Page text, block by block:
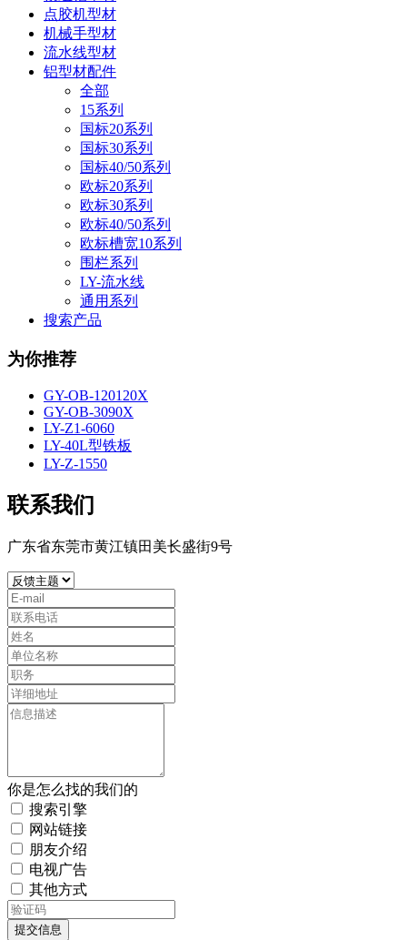
点胶机型材
机械手型材
流水线型材
铝型材配件
全部
15系列
国标20系列
国标30系列
国标40/50系列
欧标20系列
欧标30系列
欧标40/50系列
欧标槽宽10系列
围栏系列
LY-流水线
通用系列
搜索产品
为你推荐
GY-OB-120120X
GY-OB-3090X
LY-Z1-6060
LY-40L型铁板
LY-Z-1550
联系我们
广东省东莞市黄江镇田美长盛街9号
你是怎么找的我们的
搜索引擎
网站链接
朋友介绍
电视广告
其他方式
提交信息